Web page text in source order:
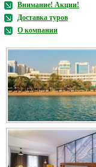
Внимание! Акции!
Доставка туров
О компании